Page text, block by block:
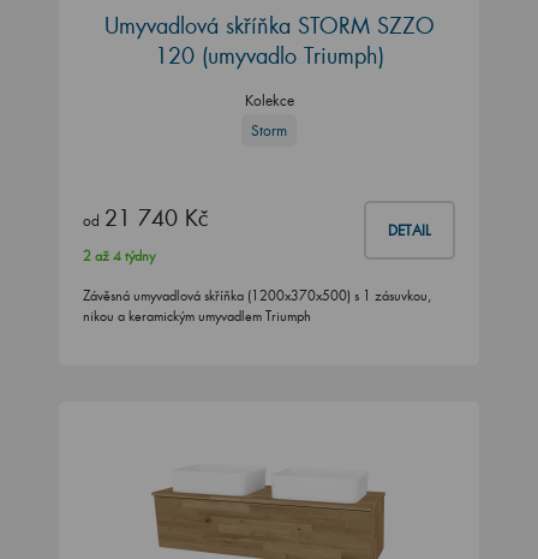
Umyvadlová skříňka STORM SZZO
120 (umyvadlo Triumph)
Kolekce
Storm
od 21 740 Kč DETAIL
2 až 4 týdny
Závěsná umyvadlová skříňka (1200x370x500) s 1 zásuvkou,
nikou a keramickým umyvadlem Triumph